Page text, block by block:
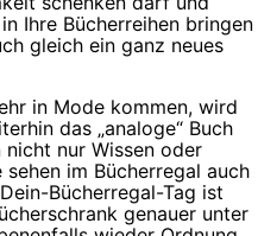
Ihre Bücherreihen bringen
gleich ein ganz neues
in Mode kommen, wird
das „analoge“ Buch
nur Wissen oder
im Bücherregal auch
Bücherregal-Tag ist
genauer unter